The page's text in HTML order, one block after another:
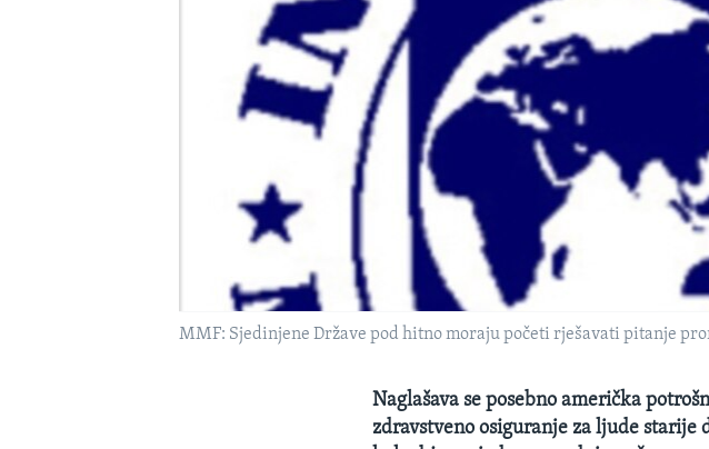
MMF: Sjedinjene Države pod hitno moraju početi rješavati pitanje
Naglašava se posebno američka
zdravstveno osiguranje za ljude starije